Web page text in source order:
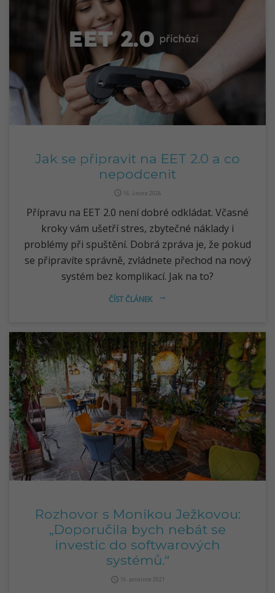
Jak se připravit na EET 2.0 a co
nepodcenit
query_builder 16. února 2026
Přípravu na EET 2.0 není dobré odkládat. Včasné
kroky vám ušetří stres, zbytečné náklady i
problémy při spuštění. Dobrá zpráva je, že pokud
se připravíte správně, zvládnete přechod na nový
systém bez komplikací. Jak na to?
arrow_right_alt
ČÍST ČLÁNEK
Rozhovor s Monikou Ježkovou:
„Doporučila bych nebát se
investic do softwarových
systémů.“
query_builder 16. prosince 2021